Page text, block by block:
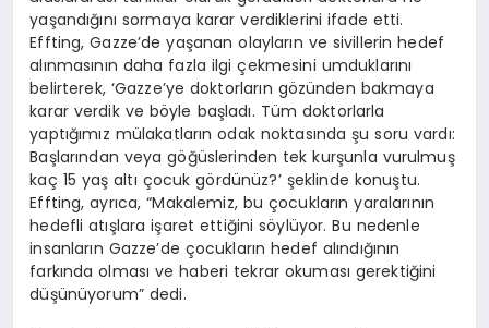
yaşandığını sormaya karar verdiklerini ifade etti.
Effting, Gazze’de yaşanan olayların ve sivillerin hedef
alınmasının daha fazla ilgi çekmesini umduklarını
belirterek, ‘Gazze’ye doktorların gözünden bakmaya
karar verdik ve böyle başladı. Tüm doktorlarla
yaptığımız mülakatların odak noktasında şu soru vardı:
Başlarından veya göğüslerinden tek kurşunla vurulmuş
kaç 15 yaş altı çocuk gördünüz?’ şeklinde konuştu.
Effting, ayrıca, “Makalemiz, bu çocukların yaralarının
hedefli atışlara işaret ettiğini söylüyor. Bu nedenle
insanların Gazze’de çocukların hedef alındığının
farkında olması ve haberi tekrar okuması gerektiğini
düşünüyorum” dedi.